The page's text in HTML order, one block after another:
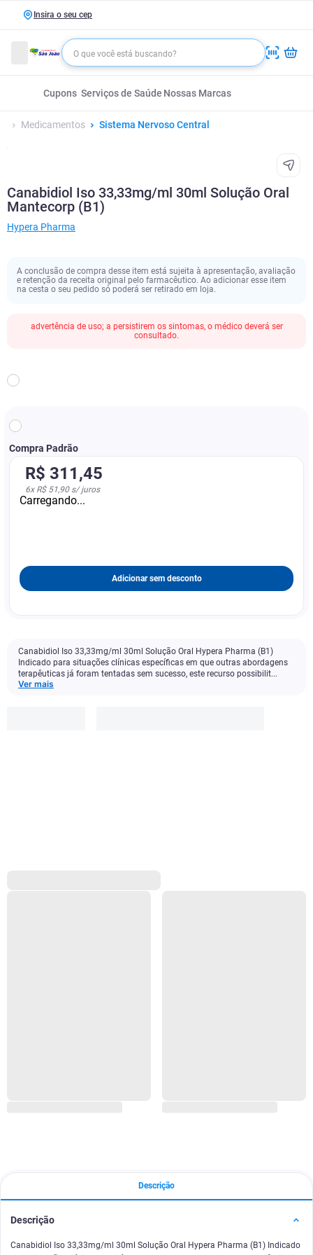
Insira o seu cep
Cupons Serviços de Saúde Nossas Marcas
Medicamentos Sistema Nervoso Central
Canabidiol Iso 33,33mg/ml 30ml Solução Oral
Mantecorp (B1)
Hypera Pharma
A conclusão de compra desse item está sujeita à apresentação, avaliação
e retenção da receita original pelo farmacêutico. Ao adicionar esse item
na cesta o seu pedido só poderá ser retirado em loja.
advertência de uso; a persistirem os sintomas, o médico deverá ser
consultado.
Compra Padrão
R$ 311,45
6x R$ 51,90s/ juros
Carregando...
Adicionar sem desconto
Canabidiol Iso 33,33mg/ml 30ml Solução Oral Hypera Pharma (B1)
Indicado para situações clínicas específicas em que outras abordagens
terapêuticas já foram tentadas sem sucesso, este recurso possibilit...
Ver mais
Descrição
Descrição
Canabidiol Iso 33,33mg/ml 30ml Solução Oral Hypera Pharma (B1) Indicado